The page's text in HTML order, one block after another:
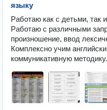
языку
Работаю как с детьми, так
Работаю с различными
произношение, ввод
Комплексно учим
коммуникативную методику.